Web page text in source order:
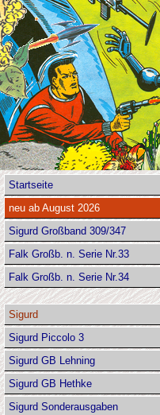
Startseite
neu ab August 2026
Sigurd Großband 309/347
Falk Großb. n. Serie Nr.33
Falk Großb. n. Serie Nr.34
Sigurd
Sigurd Piccolo 3
Sigurd GB Lehning
Sigurd GB Hethke
Sigurd Sonderausgaben